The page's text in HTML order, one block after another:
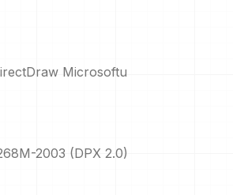
Microsoftu
2003 (DPX 2.0)